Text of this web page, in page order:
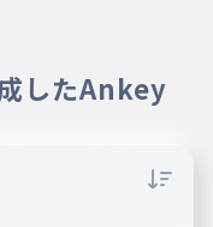
われる
ウィンラ
したAnkey